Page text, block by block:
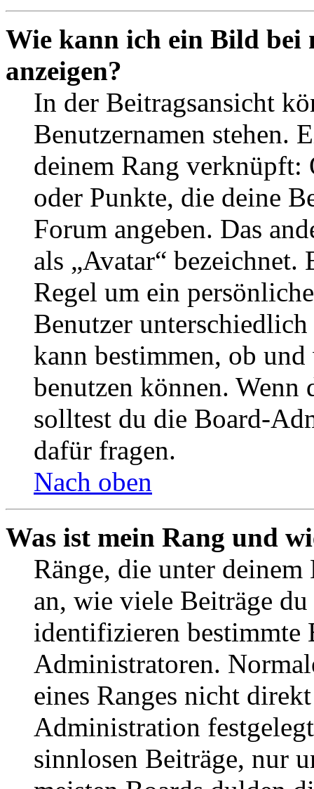
Wie kann ich ein Bild bei
anzeigen?
In der Beitragsansicht
Benutzernamen stehen.
deinem Rang verknüpft:
oder Punkte, die deine
Forum angeben. Das
als „Avatar“
Regel um ein
Benutzer
kann bestimmen, ob
benutzen können. Wenn
solltest du die Board-
dafür fragen.
Nach oben
Was ist mein Rang und
Ränge, die unter deinem
an, wie viele Beiträge
identifizieren bestimmte
Administratoren.
eines Ranges nicht
Administration
sinnlosen Beiträge, nur